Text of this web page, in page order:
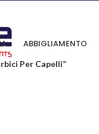
ABBIGLIAMENTO
Per Capelli”